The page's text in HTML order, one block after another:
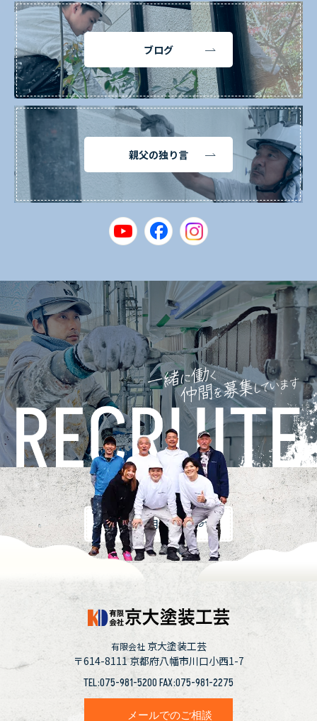
ブログ
親父の独り言
採用情報
有限会社 京大塗装工芸
〒614-8111京都府八幡市川口小西1-7
TEL:075-981-5200 FAX:075-981-2275
メールでのご相談